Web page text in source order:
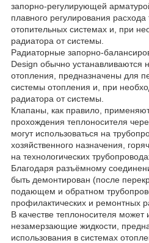
запорно-регулирующей
плавного регулирования
отопительных системах и, при
радиатора от системы.
Радиаторные запорно-
Design обычно
отопления, предназначены для
системы отопления и, при
радиатора от системы.
Клапаны, как правило,
прохождения теплоносителя
могут использоваться на
хозяйственного назначения,
на технологических
Благодаря разъёмному
быть демонтирован (после
подающем и обратном
профилактических и ремонтных
В качестве теплоносителя может
незамерзающие жидкости,
использования в системах